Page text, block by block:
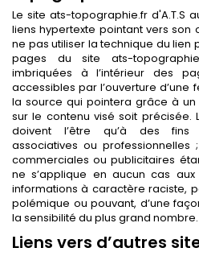
Le site ats-topographie.fr d'A.T.S
liens hypertexte pointant vers son
ne pas utiliser la technique du lien
pages du site ats-
imbriquées à l’intérieur des
accessibles par l’ouverture
la source qui pointera grâce à
sur le contenu visé soit précisée.
doivent l’être qu’à des fins
associatives ou
commerciales ou publicitaires
ne s’applique en aucun cas
informations à caractère raciste,
polémique ou pouvant, d’une
la sensibilité du plus grand nombre.
Liens vers d’autres